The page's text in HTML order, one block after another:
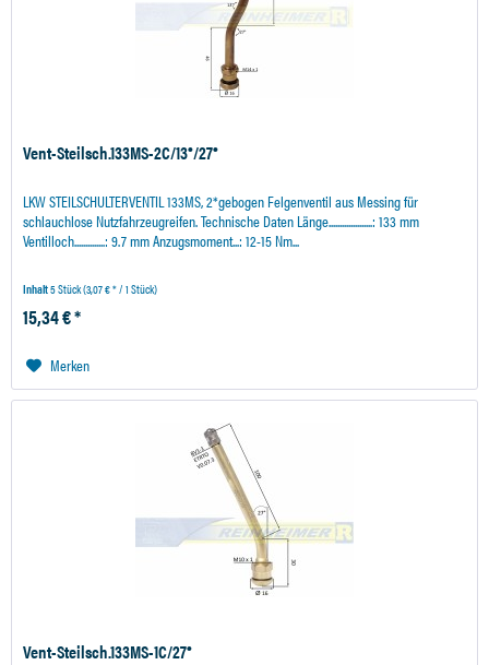
Vent-Steilsch.133MS-2C/13°/27°
LKW STEILSCHULTERVENTIL 133MS, 2*gebogen Felgenventil aus Messing für
schlauchlose Nutzfahrzeugreifen. Technische Daten Länge....................: 133 mm
Ventilloch..............: 9.7 mm Anzugsmoment...: 12-15 Nm...
Inhalt5 Stück(3,07 € * / 1 Stück)
15,34 € *
Merken
Vent-Steilsch.133MS-1C/27°